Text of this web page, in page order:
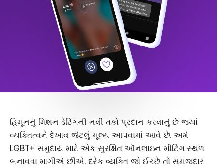
હિમૂનનું મિશન ડેટિંગની નવી તકો પ્રદાન કરવાનું છે જ્યાં
વ્યક્તિત્વને દેખાવ જેટલું મૂલ્ય આપવામાં આવે છે. અમે
LGBT+ સમુદાય માટે એક સુરક્ષિત ઑનલાઇન મીટિંગ સ્થળ
બનાવવા માંગીએ છીએ. દરેક વ્યક્તિ જો ઈચ્છે તો સમજદાર